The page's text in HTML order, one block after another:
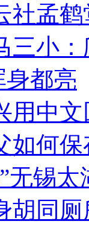
社孟
三小
身都亮
用中
如何
无锡
胡同